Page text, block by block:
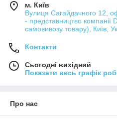
м. Київ
Вулиця Сагайдачного 12,
- представництво компанії
самовивозу товару), Київ,
Контакти
Сьогодні вихідний
Показати весь графік
Про нас